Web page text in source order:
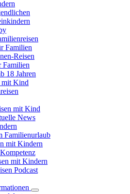
Familien
Reisen
Familien
18 Jahren
mit Kind
mit Kind
News
Familienurlaub
mit Kindern
mit Kindern
Podcast